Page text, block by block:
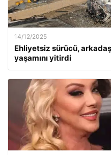
14/12/2025
Ehliyetsiz sürücü,
yaşamını yitirdi